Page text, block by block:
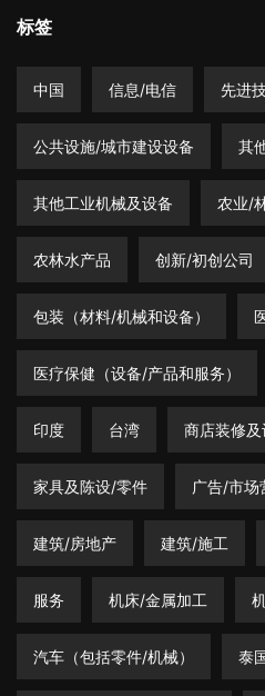
标签
中国 信息/电信 先进
公共设施/城市建设设备 其
其他工业机械及设备 农业/
农林水产品 创新/初创公司
包装（材料/机械和设备）
医疗保健（设备/产品和服务）
印度 台湾 商店装修
家具及陈设/零件 广告/市场
建筑/房地产 建筑/施工
服务 机床/金属加工
汽车（包括零件/机械） 泰